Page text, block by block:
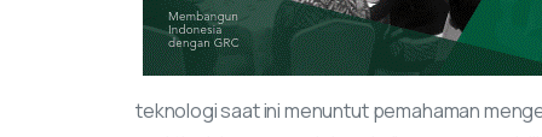
teknologi saat ini menuntut pemahaman